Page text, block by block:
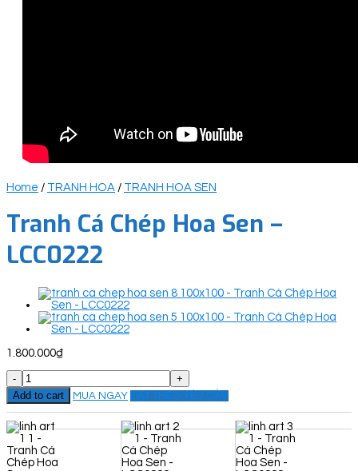
Home / TRANH HOA / TRANH HOA SEN
Tranh Cá Chép Hoa Sen –
LCC0222
1.800.000₫
Tranh
Cá
Chép
Hoa
Sen
-
LCC0222
quantity
Add to cart MUA NGAY ĐẶT THEO YÊU CẦU